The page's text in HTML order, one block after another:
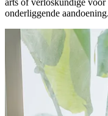
arts of verloskundige voor
onderliggende aandoening.